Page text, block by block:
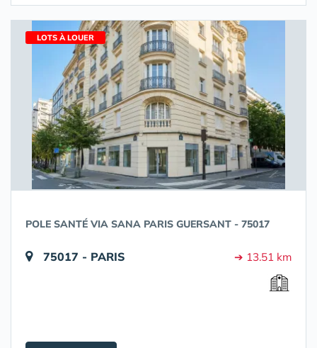
LOTS À LOUER
POLE SANTÉ VIA SANA PARIS GUERSANT - 75017
75017 - PARIS ➔ 13.51 km